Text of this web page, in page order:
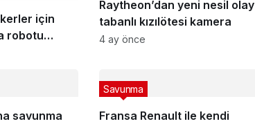
için
robotu
Raytheon’dan yeni nesil olay
tabanlı kızılötesi kamera
4 ay önce
savunma
Fransa Renault ile kendi
Savunma